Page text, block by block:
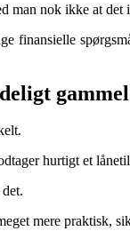
nok ikke at
finansielle
hurtigt et
mere praktisk,